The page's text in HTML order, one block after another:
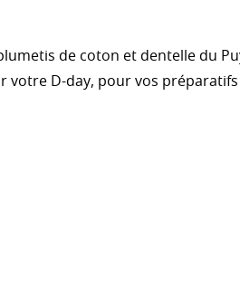
de coton et dentelle du
votre D-day, pour vos